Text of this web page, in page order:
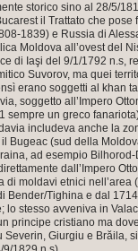
storico sino al 28/5/
il Trattato che pose
1839) e Russia di
Moldova all’ovest del
di Iaşi del 9/1/1792 n.s,
Suvorov, ma quei
erano soggetti al khan
soggetto all’Impero
sempre un greco
includeva anche la
Bugeac (sud della
ad esempio Bilhorod-
dall’Impero
di moldavi etnici nell’area
Bender/Tighina e dal
lo stesso avveniva in
principe cristiano ma
Severin, Giurgiu e Brăila,